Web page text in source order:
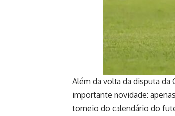
Além da volta da disputa da
importante novidade:
torneio do calendário do